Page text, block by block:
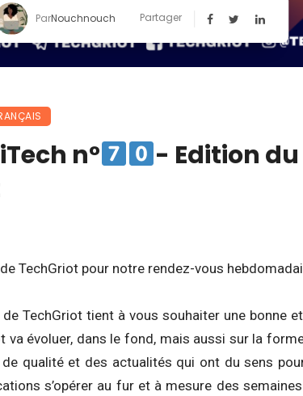
ParNouchnouch Partager
n°
- Edition du
TechGriot pour notre rendez-vous
de TechGriot tient à vous souhaiter une bonne
va évoluer, dans le fond, mais aussi sur la
qualité et des actualités qui ont du sens
s’opérer au fur et à mesure des